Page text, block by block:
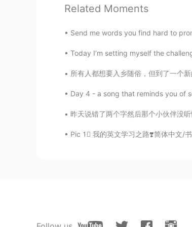
EN JP
@Gaku I don’t
Gaku
ドパDopamine
Related Moments
Send me words you find hard to
Today I’m setting myself the
所有人都想要入乡随俗，但到了一个新的地方不知道怎么办。语言障碍
Day 4 - a song that reminds you of
昨天说错了两个字然后那个小伙伴没听懂就给我说 ”我再也不敢夸你
Pic 1⃣️ 我的英文学习之路❣️简体中文/书面语 Pic 2⃣️ 我